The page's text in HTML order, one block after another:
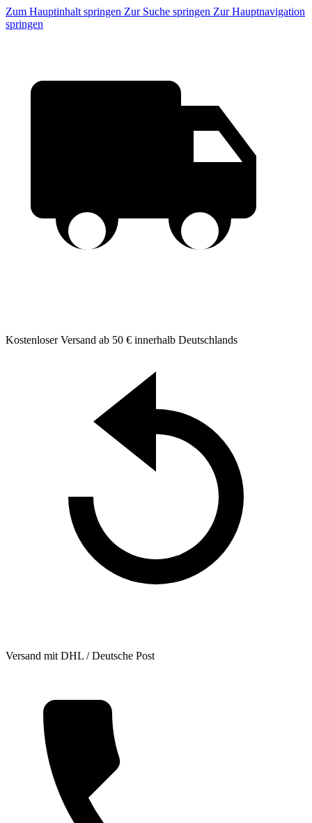
Zum Hauptinhalt springen Zur Suche springen Zur Hauptnavigation
springen
Kostenloser Versand ab 50 € innerhalb Deutschlands
Versand mit DHL / Deutsche Post